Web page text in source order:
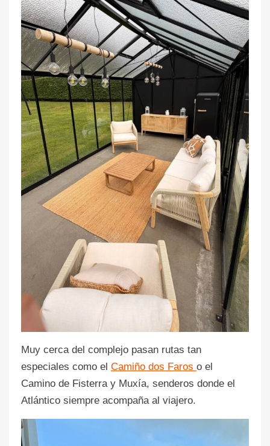
Muy cerca del complejo pasan rutas tan
especiales como el Camiño dos Faros o el
Camino de Fisterra y Muxía, senderos donde el
Atlántico siempre acompaña al viajero.